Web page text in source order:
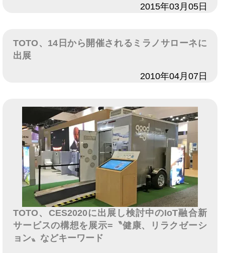
2015年03月05日
TOTO、14日から開催されるミラノサローネに
出展
2010年04月07日
TOTO、CES2020に出展し検討中のIoT融合新
サービスの構想を展示=〝健康、リラクゼーシ
ョン〟などキーワード